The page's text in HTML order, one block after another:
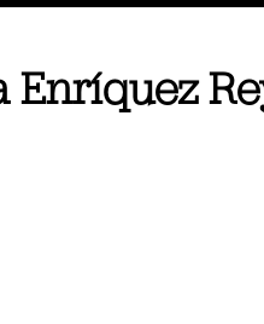
Enríquez